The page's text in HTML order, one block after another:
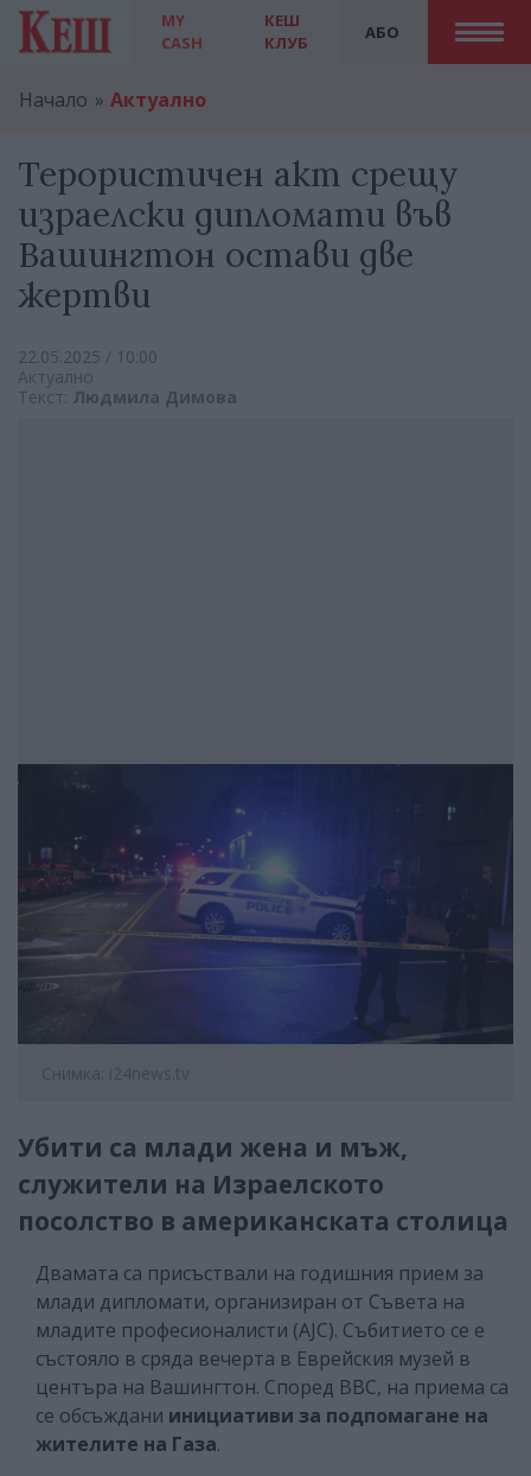
MY
CASH
АБО
КЕШ
КЛУБ
Начало Актуално
Терористичен акт срещу
израелски дипломати във
Вашингтон остави две
жертви
22.05.2025 / 10:00
Актуално
Текст: Людмила Димова
Снимка: i24news.tv
Убити са млади жена и мъж,
служители на Израелското
посолство в американската столица
Двамата са присъствали на годишния прием за
млади дипломати, организиран от Съвета на
младите професионалисти (AJC). Събитието се е
състояло в сряда вечерта в Еврейския музей в
центъра на Вашингтон. Според ВВС, на приема са
се обсъждани инициативи за подпомагане на
жителите на Газа.